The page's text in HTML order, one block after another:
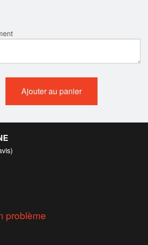
Ajouter au panier
problème